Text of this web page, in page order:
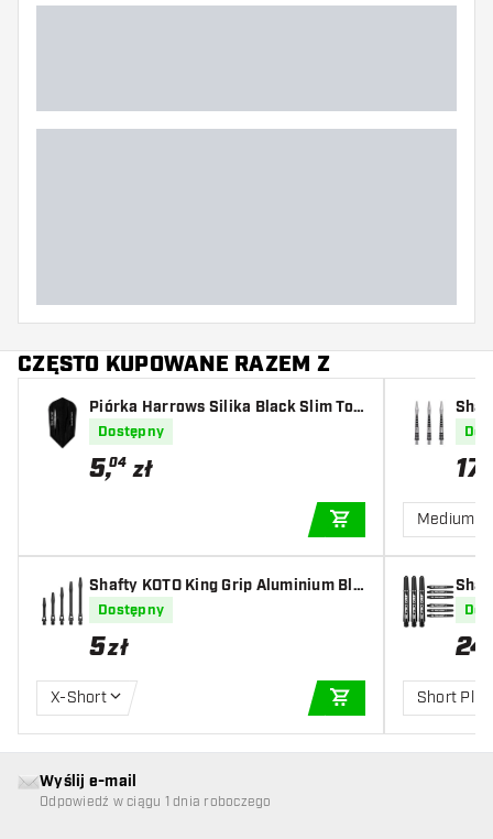
CZĘSTO KUPOWANE RAZEM Z
Piórka Harrows Silika Black Slim Tou
gh Crystalline Coated
Dostępny
5,04 zł
DODAJ DO
Shafty KOTO King Grip Aluminium Bla
ck
Dostępny
5zł
X-Short
DODAJ DO
lack
17
Medium
24
Short Plus
Wyślij e-mail
Odpowiedź w ciągu 1 dnia roboczego